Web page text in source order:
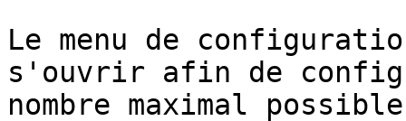
Le menu de
s'ouvrir afin de
nombre maximal